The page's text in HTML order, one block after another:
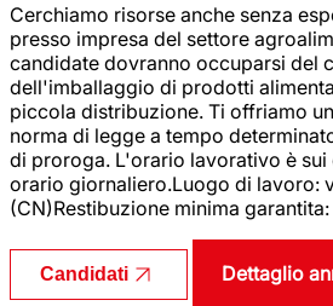
Cerchiamo risorse anche senza
presso impresa del settore
candidate dovranno occuparsi del
dell'imballaggio di prodotti
piccola distribuzione. Ti offriamo
norma di legge a tempo
di proroga. L'orario lavorativo è sui
orario giornaliero.Luogo di lavoro:
(CN)Restibuzione minima
Candidati Dettaglio